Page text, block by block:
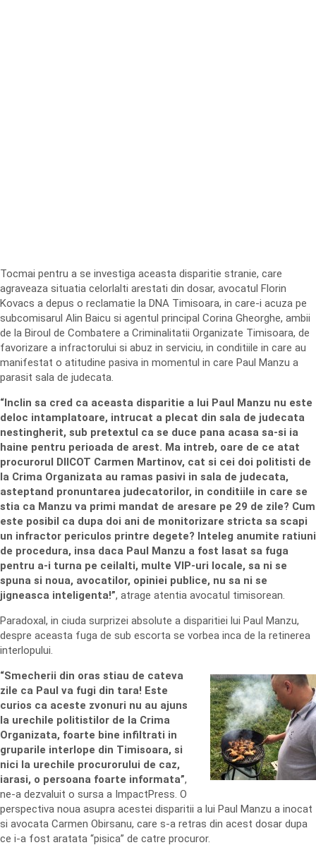
Tocmai pentru a se investiga aceasta disparitie stranie, care
agraveaza situatia celorlalti arestati din dosar, avocatul Florin
Kovacs a depus o reclamatie la DNA Timisoara, in care-i acuza pe
subcomisarul Alin Baicu si agentul principal Corina Gheorghe, ambii
de la Biroul de Combatere a Criminalitatii Organizate Timisoara, de
favorizare a infractorului si abuz in serviciu, in conditiile in care au
manifestat o atitudine pasiva in momentul in care Paul Manzu a
parasit sala de judecata.
“Inclin sa cred ca aceasta disparitie a lui Paul Manzu nu este
deloc intamplatoare, intrucat a plecat din sala de judecata
nestingherit, sub pretextul ca se duce pana acasa sa-si ia
haine pentru perioada de arest. Ma intreb, oare de ce atat
procurorul DIICOT Carmen Martinov, cat si cei doi politisti de
la Crima Organizata au ramas pasivi in sala de judecata,
asteptand pronuntarea judecatorilor, in conditiile in care se
stia ca Manzu va primi mandat de aresare pe 29 de zile? Cum
este posibil ca dupa doi ani de monitorizare stricta sa scapi
un infractor periculos printre degete? Inteleg anumite ratiuni
de procedura, insa daca Paul Manzu a fost lasat sa fuga
pentru a-i turna pe ceilalti, multe VIP-uri locale, sa ni se
spuna si noua, avocatilor, opiniei publice, nu sa ni se
jigneasca inteligenta!”, atrage atentia avocatul timisorean.
Paradoxal, in ciuda surprizei absolute a disparitiei lui Paul Manzu,
despre aceasta fuga de sub escorta se vorbea inca de la retinerea
interlopului.
“Smecherii din oras stiau de cateva
zile ca Paul va fugi din tara! Este
curios ca aceste zvonuri nu au ajuns
la urechile politistilor de la Crima
Organizata, foarte bine infiltrati in
gruparile interlope din Timisoara, si
nici la urechile procurorului de caz,
iarasi, o persoana foarte informata”,
ne-a dezvaluit o sursa a ImpactPress. O
perspectiva noua asupra acestei disparitii a lui Paul Manzu a inocat
si avocata Carmen Obirsanu, care s-a retras din acest dosar dupa
ce i-a fost aratata “pisica” de catre procuror.